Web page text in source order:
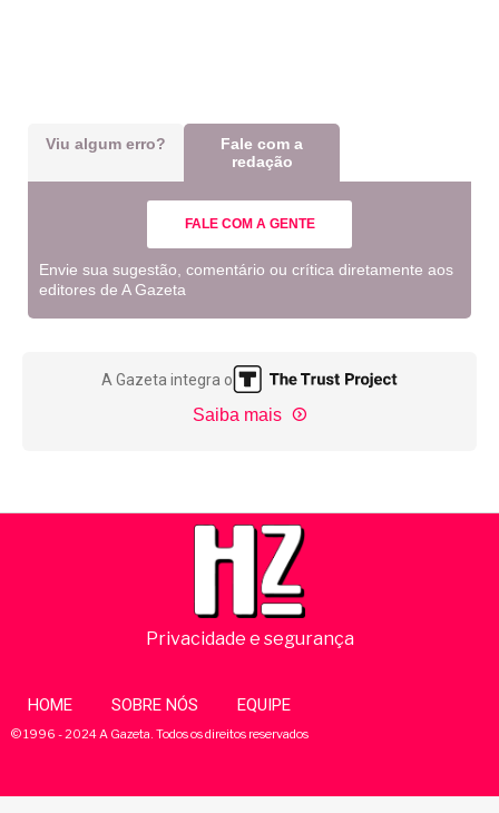
Viu algum erro?
Fale com a
redação
FALE COM A GENTE
Envie sua sugestão, comentário ou crítica diretamente aos
editores de A Gazeta
A Gazeta integra o
Saiba mais
Privacidade e segurança
HOME SOBRE NÓS EQUIPE
© 1996 - 2024 A Gazeta. Todos os direitos reservados